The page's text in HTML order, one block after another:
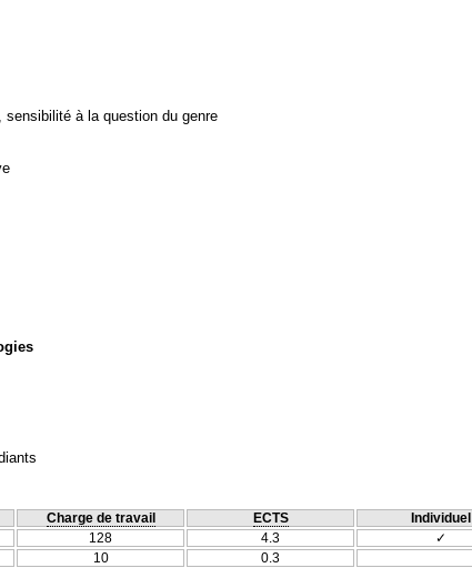
à la question du genre
Charge de travail ECTS Individuel
128 4.3
✓
10 0.3